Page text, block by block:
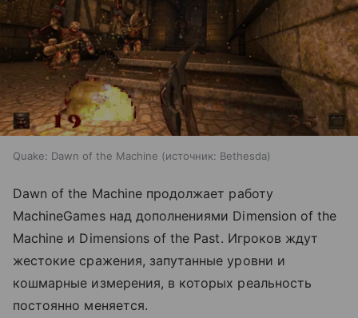
Quake: Dawn of the Machine источник: Bethesda
Dawn of the Machine продолжает работу
MachineGames над дополнениями Dimension of the
Machine и Dimensions of the Past. Игроков ждут
жестокие сражения, запутанные уровни и
кошмарные измерения, в которых реальность
постоянно меняется.